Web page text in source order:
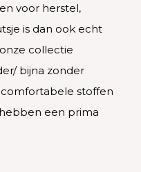
voor herstel,
is dan ook echt
collectie
bijna zonder
stoffen
een prima